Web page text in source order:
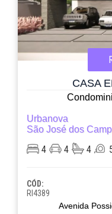
CASA
Urbanova
São José dos
4 4 4
CÓD:
RI4389
Avenida